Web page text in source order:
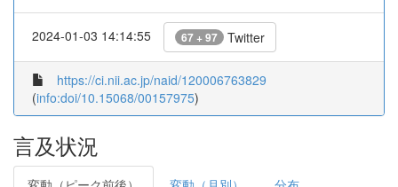
2024-01-03 14:14:55 67 + 97 Twitter
https://ci.nii.ac.jp/naid/120006763829
(info:doi/10.15068/00157975)
言及状況